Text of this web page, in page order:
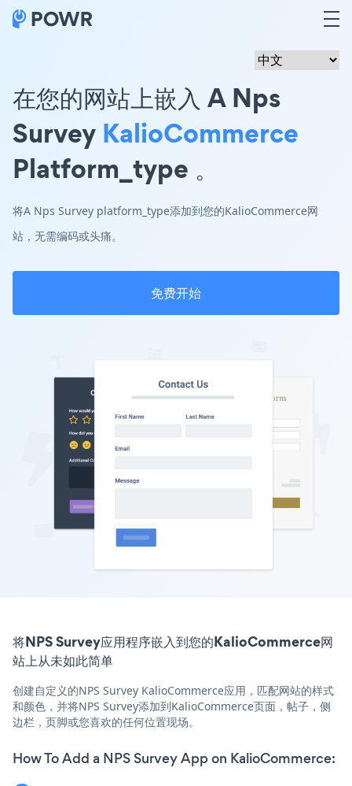
在您的网站上嵌入 A Nps
Survey KalioCommerce
Platform_type 。
将A Nps Survey platform_type添加到您的KalioCommerce网
站，无需编码或头痛。
免费开始
将NPS Survey应用程序嵌入到您的KalioCommerce网
站上从未如此简单
创建自定义的NPS Survey KalioCommerce应用，匹配网站的样式
和颜色，并将NPS Survey添加到KalioCommerce页面，帖子，侧
边栏，页脚或您喜欢的任何位置现场。
How To Add a NPS Survey App on KalioCommerce: